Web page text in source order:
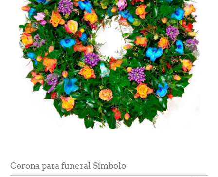
Corona para funeral Símbolo